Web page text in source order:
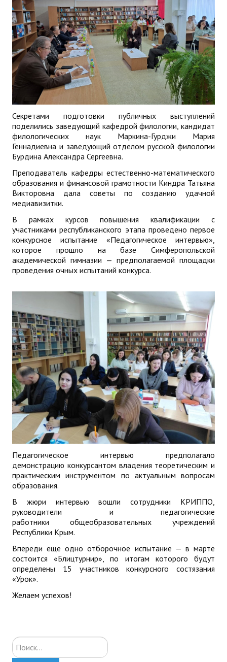
Секретами подготовки публичных выступлений
поделились заведующий кафедрой филологии, кандидат
филологических наук Маркина-Гурджи Мария
Геннадиевна и заведующий отделом русской филологии
Бурдина Александра Сергеевна.
Преподаватель кафедры естественно-математического
образования и финансовой грамотности Киндра Татьяна
Викторовна дала советы по созданию удачной
медиавизитки.
В рамках курсов повышения квалификации с
участниками республиканского этапа проведено первое
конкурсное испытание «Педагогическое интервью»,
которое прошло на базе Симферопольской
академической гимназии — предполагаемой площадки
проведения очных испытаний конкурса.
Педагогическое интервью предполагало
демонстрацию конкурсантом владения теоретическим и
практическим инструментом по актуальным вопросам
образования.
В жюри интервью вошли сотрудники КРИППО,
руководители и педагогические
работники общеобразовательных учреждений
Республики Крым.
Впереди еще одно отборочное испытание — в марте
состоится «Блицтурнир», по итогам которого будут
определены 15 участников конкурсного состязания
«Урок».
Желаем успехов!
Искать...